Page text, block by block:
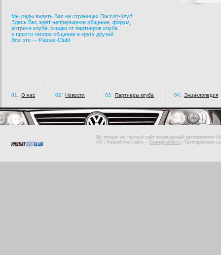
Мы рады видеть Вас на страницах Пассат-Клуб!
Здесь Вас ждет непрерывное общение, форум,
встречи клуба, скидки от партнеров клуба,
и просто теплое общение в кругу друзей.
Все это — Passat-Club!
01. О нас 02. Новости 03. Партнеры клуба 04. Энциклопедия
Вы попали на частный сайт посвященный автомобилям
AG |
Разработка сайта -- OrangeLabel.ru Техподдержка